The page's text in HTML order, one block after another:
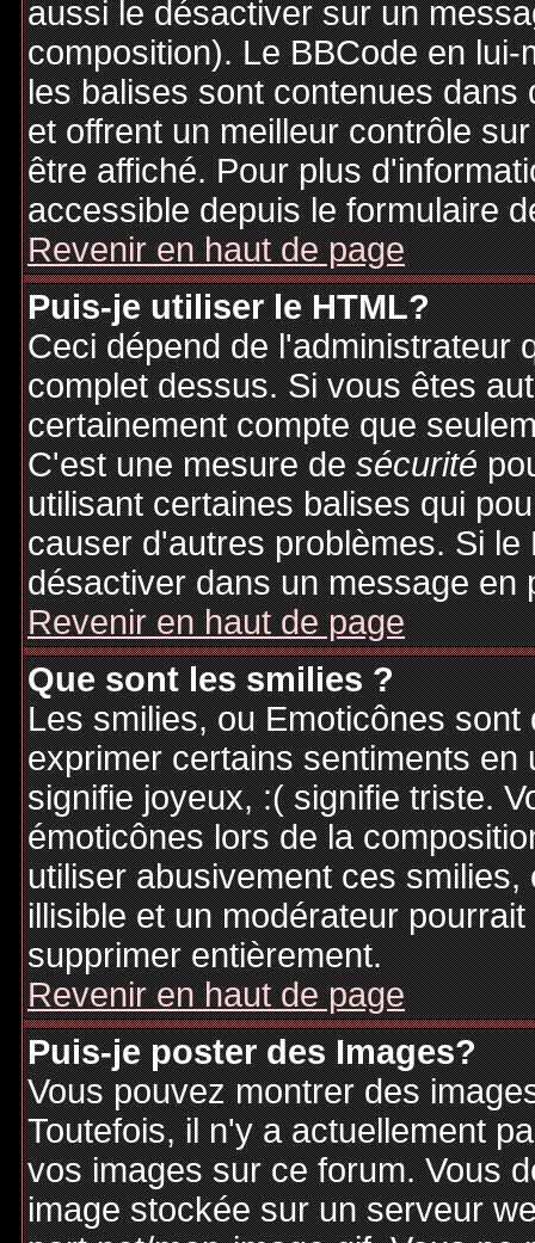
aussi le désactiver sur un
composition). Le BBCode en
les balises sont contenues
et offrent un meilleur contrôle
être affiché. Pour plus
accessible depuis le formulaire
Revenir en haut de page
Puis-je utiliser le HTML?
Ceci dépend de l'administrateur
complet dessus. Si vous êtes
certainement compte que
C'est une mesure desécurité
utilisant certaines balises qui
causer d'autres problèmes. Si
désactiver dans un message en
Revenir en haut de page
Que sont les smilies ?
Les smilies, ou Emoticônes
exprimer certains sentiments
signifie joyeux, :( signifie triste.
émoticônes lors de la
utiliser abusivement ces
illisible et un modérateur
supprimer entièrement.
Revenir en haut de page
Puis-je poster des Images?
Vous pouvez montrer des
Toutefois, il n'y a actuellement
vos images sur ce forum. Vous
image stockée sur un serveur